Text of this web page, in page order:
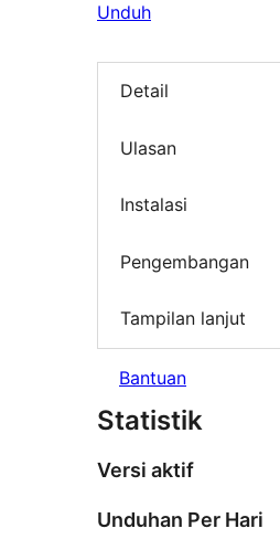
Unduh
Detail
Ulasan
Instalasi
Pengembangan
Tampilan lanjut
Bantuan
Statistik
Versi aktif
Unduhan Per Hari